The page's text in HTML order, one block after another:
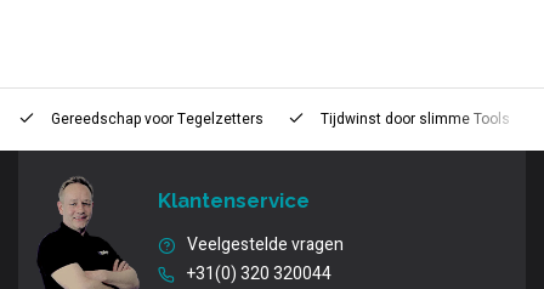
Gereedschap voorTegelzetters Tijdwinst door slimme Tools
Klantenservice
Veelgestelde vragen
+31(0) 320 320044